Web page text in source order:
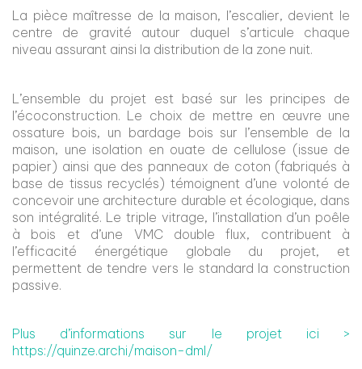
La pièce maîtresse de la maison, l’escalier, devient le
centre de gravité autour duquel s’articule chaque
niveau assurant ainsi la distribution de la zone nuit.
L’ensemble du projet est basé sur les principes de
l’écoconstruction. Le choix de mettre en œuvre une
ossature bois, un bardage bois sur l’ensemble de la
maison, une isolation en ouate de cellulose (issue de
papier) ainsi que des panneaux de coton (fabriqués à
base de tissus recyclés) témoignent d’une volonté de
concevoir une architecture durable et écologique, dans
son intégralité. Le triple vitrage, l’installation d’un poêle
à bois et d’une VMC double flux, contribuent à
l’efficacité énergétique globale du projet, et
permettent de tendre vers le standard la construction
passive.
Plus d’informations sur le projet ici >
https://quinze.archi/maison-dml/